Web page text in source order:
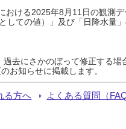
おける2025年8月11日の観測
しての値）」及び「日降水
去にさかのぼって修正する
お知らせに掲載します。
る方へ よくある質問（FAQ